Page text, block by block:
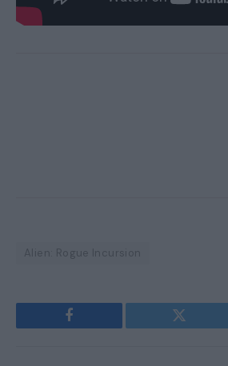
Alien: Rogue Incursion
Facebook Twitter